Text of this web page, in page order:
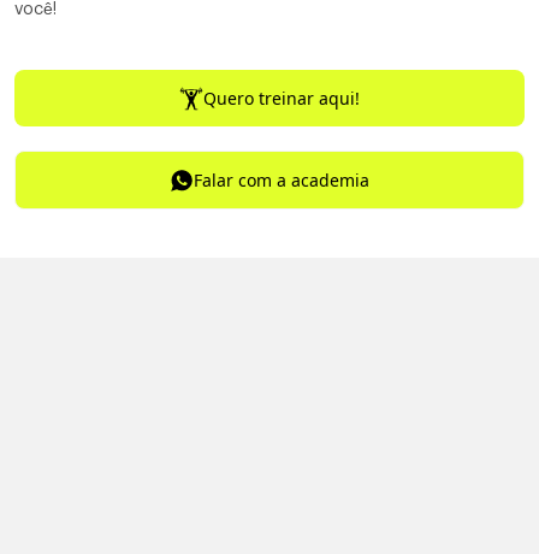
você!
Quero treinar aqui!
Falar com a academia